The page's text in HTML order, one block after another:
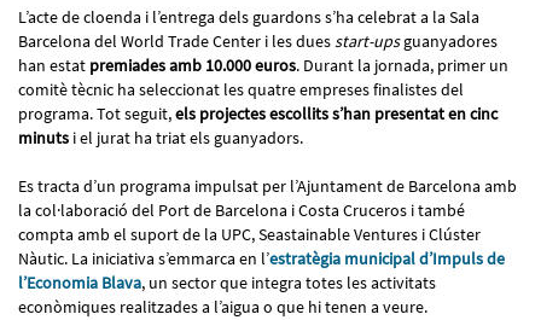
L’acte de cloenda i l’entrega dels guardons s’ha celebrat a la Sala
Barcelona del World Trade Center i les duesstart-upsguanyadores
han estat premiades amb 10.000 euros. Durant la jornada, primer un
comitè tècnic ha seleccionat les quatre empreses finalistes del
programa. Tot seguit,els projectes escollits s’han presentat en cinc
minuts i el jurat ha triat els guanyadors.
Es tracta d’un programa impulsat per l’Ajuntament de Barcelona amb
la col·laboració del Port de Barcelona i Costa Cruceros i també
compta amb el suport de la UPC, Seastainable Ventures i Clúster
Nàutic. La iniciativa s’emmarca en l’estratègia municipal d’Impuls de
l’Economia Blava, un sector que integra totes les activitats
econòmiques realitzades a l’aigua o que hi tenen a veure.